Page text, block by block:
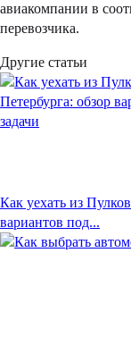
авиакомпании в
перевозчика.
Другие статьи
Как уехать из
вариантов под...